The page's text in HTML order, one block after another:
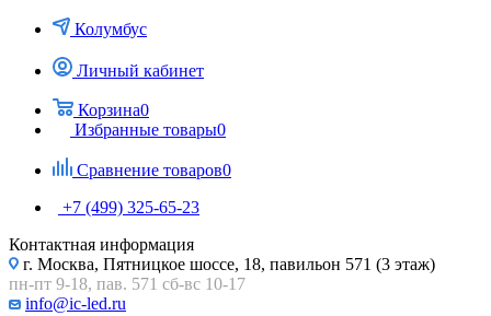
Колумбус
Личный кабинет
Корзина0
Избранные товары0
Сравнение товаров0
+7 (499) 325-65-23
Контактная информация
г. Москва, Пятницкое шоссе, 18, павильон 571 (3 этаж)
пн-пт 9-18, пав. 571 сб-вс 10-17
info@ic-led.ru